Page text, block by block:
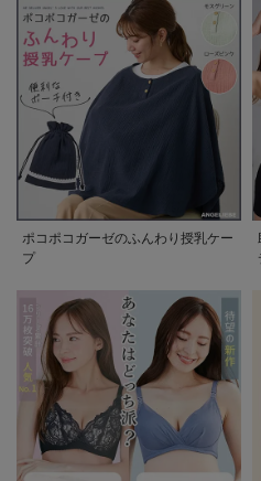
ポコポコガーゼのふんわり授乳ケー
プ